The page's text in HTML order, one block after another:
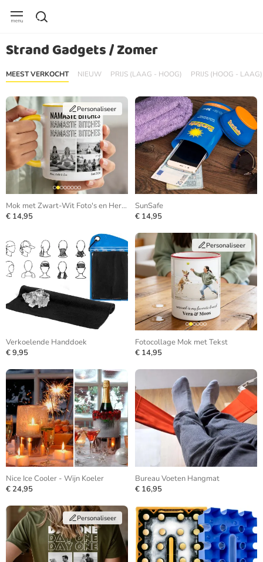
Strand Gadgets / Zomer
MEEST VERKOCHT NIEUW PRIJS (LAAG - HOOG) PRIJS (HOOG - LAAG)
Personaliseer
Mok met Zwart-Wit Foto's en Herhalende Tekst
€ 14,95
SunSafe
€ 14,95
Verkoelende Handdoek
€ 9,95
Personaliseer
Fotocollage Mok met Tekst
€ 14,95
Nice Ice Cooler - Wijn Koeler
€ 24,95
Bureau Voeten Hangmat
€ 16,95
Personaliseer